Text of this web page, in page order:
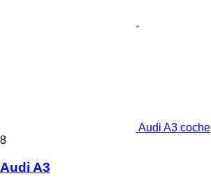
Audi A3 coche
8
Audi A3